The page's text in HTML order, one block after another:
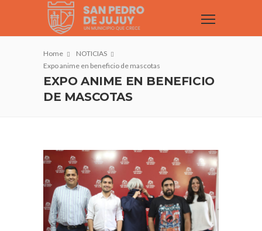
Home
NOTICIAS
Expo anime en beneficio de mascotas
EXPO ANIME EN BENEFICIO
DE MASCOTAS